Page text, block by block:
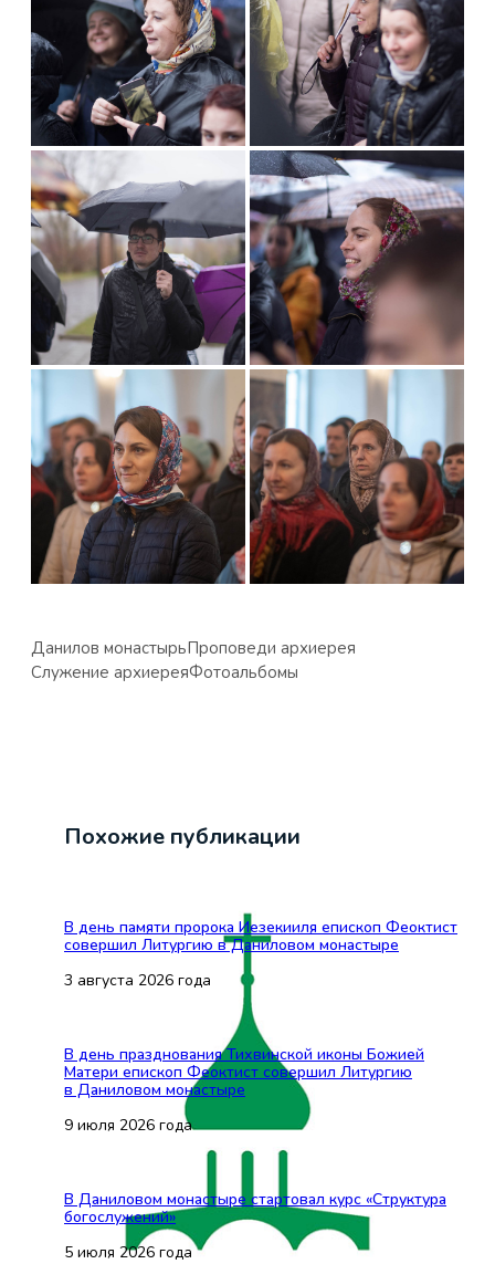
Данилов монастырьПроповеди архиерея
Служение архиереяФотоальбомы
Похожие публикации
В день памяти пророка Иезекииля епископ Феоктист
совершил Литургию в Даниловом монастыре
3 августа 2026 года
В день празднования Тихвинской иконы Божией
Матери епископ Феоктист совершил Литургию
в Даниловом монастыре
9 июля 2026 года
В Даниловом монастыре стартовал курс «Структура
богослужений»
5 июля 2026 года